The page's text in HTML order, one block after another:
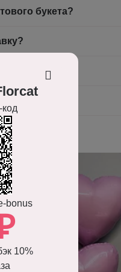
букета?
цветов?
код
bonus
10%